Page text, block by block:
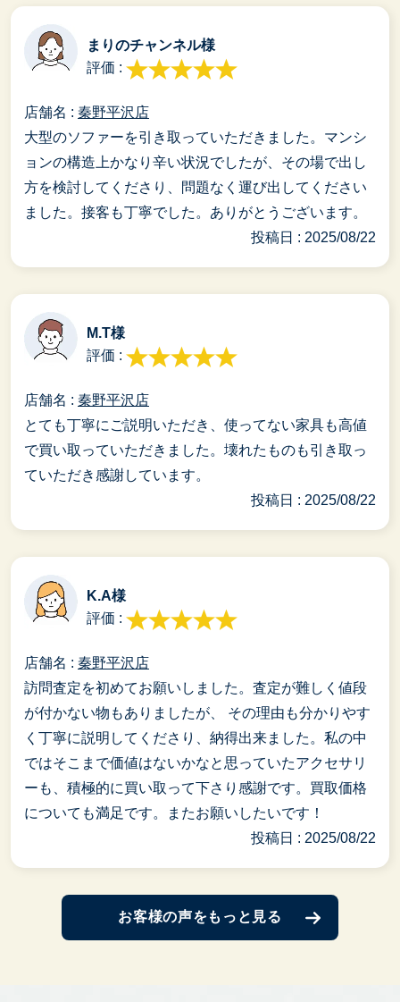
まりのチャンネル様
評価 :
店舗名 : 秦野平沢店
大型のソファーを引き取っていただきました。マンシ
ョンの構造上かなり辛い状況でしたが、その場で出し
方を検討してくださり、問題なく運び出してください
ました。接客も丁寧でした。ありがとうございます。
投稿日 : 2025/08/22
M.T様
評価 :
店舗名 : 秦野平沢店
とても丁寧にご説明いただき、使ってない家具も高値
で買い取っていただきました。壊れたものも引き取っ
ていただき感謝しています。
投稿日 : 2025/08/22
K.A様
評価 :
店舗名 : 秦野平沢店
訪問査定を初めてお願いしました。査定が難しく値段
が付かない物もありましたが、 その理由も分かりやす
く丁寧に説明してくださり、納得出来ました。私の中
ではそこまで価値はないかなと思っていたアクセサリ
ーも、積極的に買い取って下さり感謝です。買取価格
についても満足です。またお願いしたいです！
投稿日 : 2025/08/22
お客様の声をもっと見る